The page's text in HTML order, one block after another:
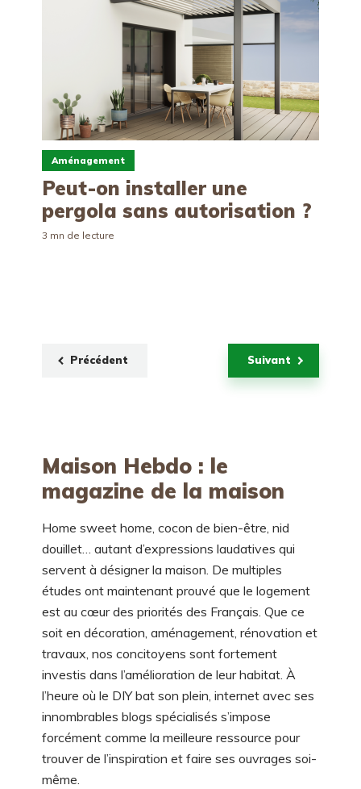
Aménagement
Peut-on installer une
pergola sans autorisation ?
3 mn de lecture
Précédent Suivant
Maison Hebdo : le
magazine de la maison
Home sweet home, cocon de bien-être, nid
douillet… autant d’expressions laudatives qui
servent à désigner la maison. De multiples
études ont maintenant prouvé que le logement
est au cœur des priorités des Français. Que ce
soit en décoration, aménagement, rénovation et
travaux, nos concitoyens sont fortement
investis dans l’amélioration de leur habitat. À
l’heure où le DIY bat son plein, internet avec ses
innombrables blogs spécialisés s’impose
forcément comme la meilleure ressource pour
trouver de l’inspiration et faire ses ouvrages soi-
même.